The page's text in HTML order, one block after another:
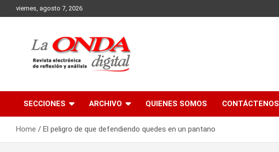
to
viernes, agosto 7, 2026
SECCIONES ARCHIVO QUIENES SOMOS CONTÁCTENOS
Home El peligro de que defendiendo quedes en un pantano